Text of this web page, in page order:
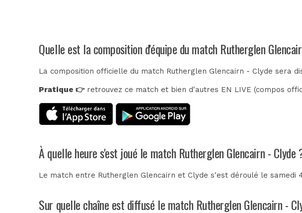
Quelle est la composition d'équipe du match Rutherglen
La composition officielle du match Rutherglen Glencairn - Clyde sera
Pratique 👉retrouvez ce match et bien d'autres EN LIVE (compos
À quelle heure s'est joué le match Rutherglen Glencairn - Clyde
Le match entre Rutherglen Glencairn et Clyde s'est déroulé le samedi
Sur quelle chaîne est diffusé le match Rutherglen Glencairn -